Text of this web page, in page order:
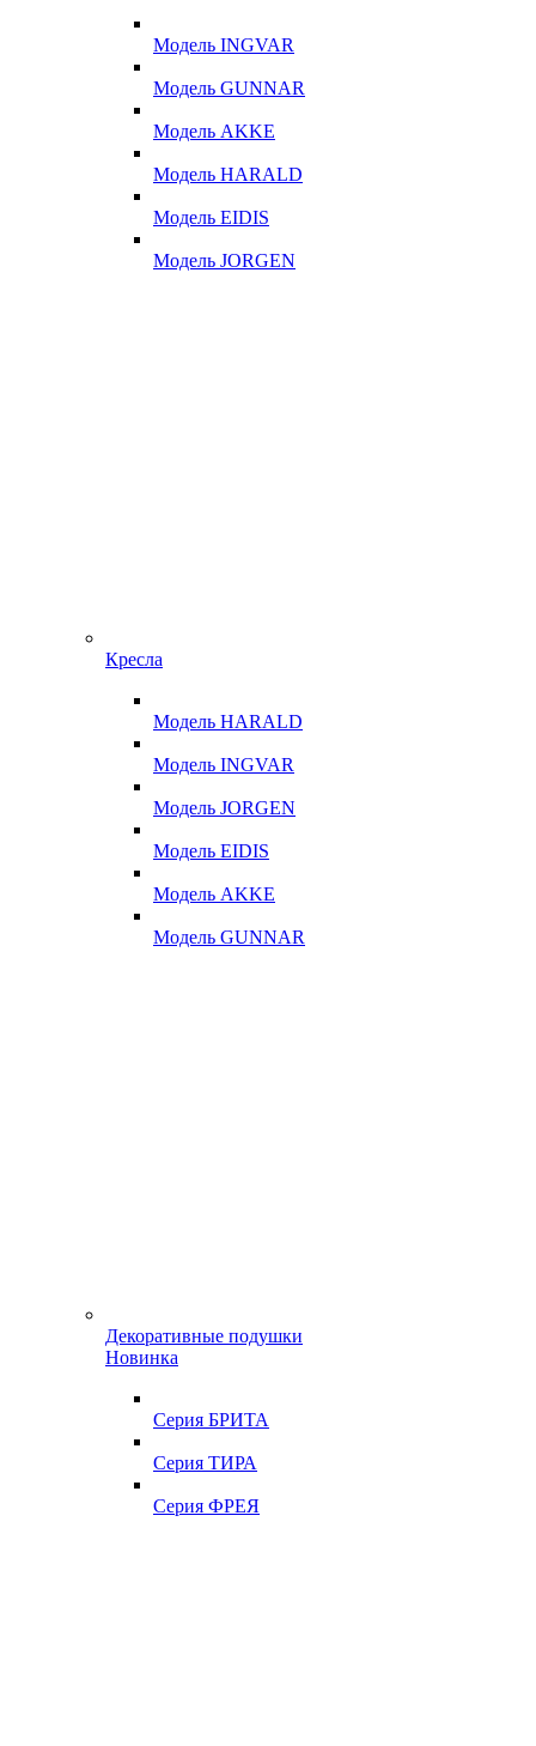
Модель INGVAR
Модель GUNNAR
Модель AKKE
Модель HARALD
Модель EIDIS
Модель JORGEN
Кресла
Модель HARALD
Модель INGVAR
Модель JORGEN
Модель EIDIS
Модель AKKE
Модель GUNNAR
Декоративные подушки
Новинка
Серия БРИТА
Серия ТИРА
Серия ФРЕЯ